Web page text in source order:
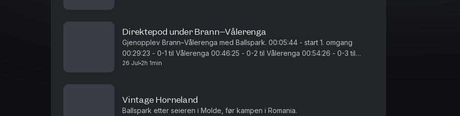
Direktepod under Brann–Vålerenga
Gjenopplev Brann–Vålerenga med Ballspark. 00:05:44 - start 1. omgang
00:29:23 - 0-1 til Vålerenga 00:46:25 - 0-2 til Vålerenga 00:54:26 - 0-3 til
Vålerenga 00:55:25 - pause 01:10:15 - start 2. omgan...
26 Jul 2h 1min
Vintage Horneland
Ballspark etter seieren i Molde, før kampen i Romania.